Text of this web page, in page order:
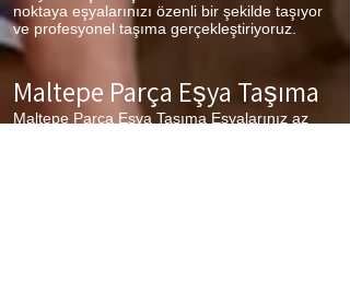
noktaya eşyalarınızı özenli bir şekilde taşıyor
ve profesyonel taşıma gerçekleştiriyoruz.
Maltepe Parça Eşya Taşıma
Maltepe Parça Eşya Taşıma Eşyalarınız az